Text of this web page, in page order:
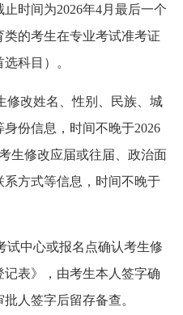
时间为2026年4月最后一个
的考生在专业考试准考证
科目）。
修改姓名、性别、民族、城
份信息，时间不晚于2026
生修改应届或往届、政治面
方式等信息，时间不晚于
试中心或报名点确认考生修
表》，由考生本人签字确
人签字后留存备查。